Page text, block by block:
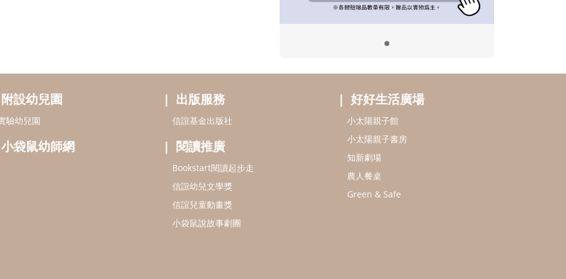
附設幼兒園
驗幼兒園
小袋鼠幼師網
出版服務
信誼基金出版社
閱讀推廣
Bookstart閱讀起步走
信誼幼兒文學獎
信誼兒童動畫獎
小袋鼠說故事劇團
好好生活廣場
小太陽親子館
小太陽親子書房
知新劇場
農人餐桌
Green & Safe